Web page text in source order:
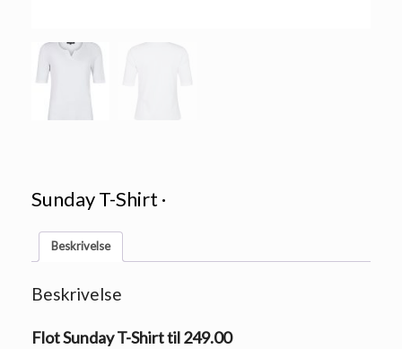
Sunday T-Shirt ·
Beskrivelse
Beskrivelse
Flot Sunday T-Shirt til 249.00